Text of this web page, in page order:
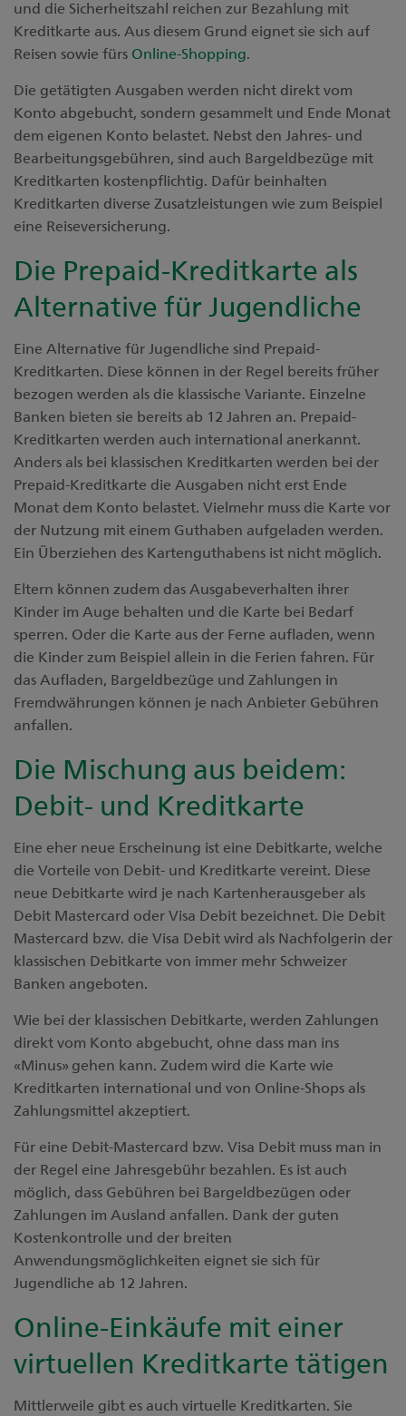
und die Sicherheitszahl reichen zur Bezahlung mit
Kreditkarte aus. Aus diesem Grund eignet sie sich auf
Reisen sowie fürs Online-Shopping.
Die getätigten Ausgaben werden nicht direkt vom
Konto abgebucht, sondern gesammelt und Ende Monat
dem eigenen Konto belastet. Nebst den Jahres- und
Bearbeitungsgebühren, sind auch Bargeldbezüge mit
Kreditkarten kostenpflichtig. Dafür beinhalten
Kreditkarten diverse Zusatzleistungen wie zum Beispiel
eine Reiseversicherung.
Die Prepaid-Kreditkarte als
Alternative für Jugendliche
Eine Alternative für Jugendliche sind Prepaid-
Kreditkarten. Diese können in der Regel bereits früher
bezogen werden als die klassische Variante. Einzelne
Banken bieten sie bereits ab 12 Jahren an. Prepaid-
Kreditkarten werden auch international anerkannt.
Anders als bei klassischen Kreditkarten werden bei der
Prepaid-Kreditkarte die Ausgaben nicht erst Ende
Monat dem Konto belastet. Vielmehr muss die Karte vor
der Nutzung mit einem Guthaben aufgeladen werden.
Ein Überziehen des Kartenguthabens ist nicht möglich.
Eltern können zudem das Ausgabeverhalten ihrer
Kinder im Auge behalten und die Karte bei Bedarf
sperren. Oder die Karte aus der Ferne aufladen, wenn
die Kinder zum Beispiel allein in die Ferien fahren. Für
das Aufladen, Bargeldbezüge und Zahlungen in
Fremdwährungen können je nach Anbieter Gebühren
anfallen.
Die Mischung aus beidem:
Debit- und Kreditkarte
Eine eher neue Erscheinung ist eine Debitkarte, welche
die Vorteile von Debit- und Kreditkarte vereint. Diese
neue Debitkarte wird je nach Kartenherausgeber als
Debit Mastercard oder Visa Debit bezeichnet. Die Debit
Mastercard bzw. die Visa Debit wird als Nachfolgerin der
klassischen Debitkarte von immer mehr Schweizer
Banken angeboten.
Wie bei der klassischen Debitkarte, werden Zahlungen
direkt vom Konto abgebucht, ohne dass man ins
«Minus» gehen kann. Zudem wird die Karte wie
Kreditkarten international und von Online-Shops als
Zahlungsmittel akzeptiert.
Für eine Debit-Mastercard bzw. Visa Debit muss man in
der Regel eine Jahresgebühr bezahlen. Es ist auch
möglich, dass Gebühren bei Bargeldbezügen oder
Zahlungen im Ausland anfallen. Dank der guten
Kostenkontrolle und der breiten
Anwendungsmöglichkeiten eignet sie sich für
Jugendliche ab 12 Jahren.
Online-Einkäufe mit einer
virtuellen Kreditkarte tätigen
Mittlerweile gibt es auch virtuelle Kreditkarten. Sie